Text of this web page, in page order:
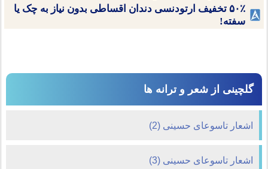
۵۰٪ تخفیف ارتودنسی دندان اقساطی بدون نیاز به چک یا
سفته!
گلچینی از شعر و ترانه ها
اشعار تاسوعای حسینی (2)
اشعار تاسوعای حسینی (3)